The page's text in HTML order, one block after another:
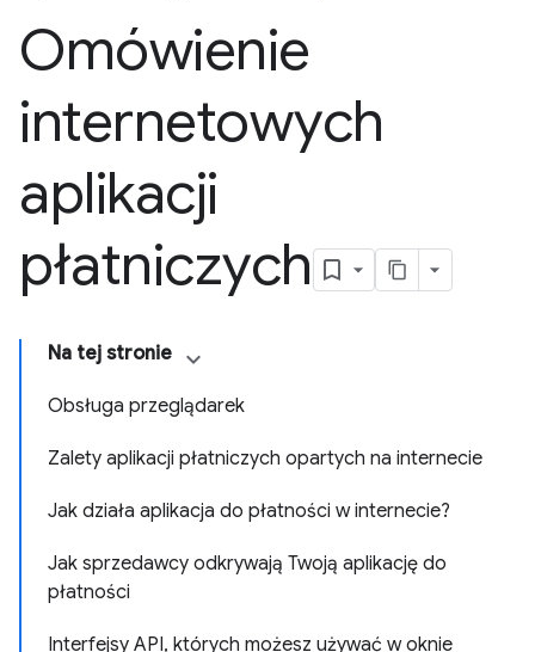
Omówienie
internetowych
aplikacji
płatniczych
Na tej stronie
Obsługa przeglądarek
Zalety aplikacji płatniczych opartych na internecie
Jak działa aplikacja do płatności w internecie?
Jak sprzedawcy odkrywają Twoją aplikację do
płatności
Interfejsy API, których możesz używać w oknie